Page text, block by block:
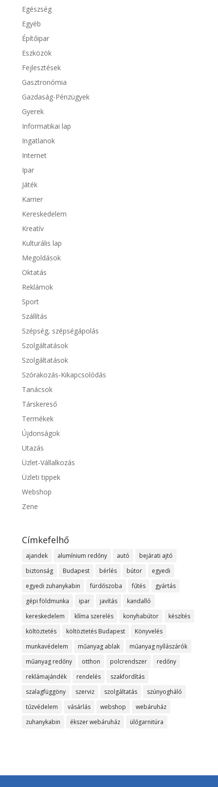
Egészség
Egyéb
Építőipar
Eszközök
Fejlesztések
Gasztronómia
Gazdaság-Pénzügyek
Gyerek
Informatikai lap
Ingatlanok
Internet
Ipar
Játék
Karrier
Kereskedelem
Kreatív
Kulturális lap
Megoldások
Oktatás
Reklámok
Sport
Szállítás
Szépség, szépségápolás
Szolgáltatások
Szolgáltatások
Szórakozás-Kikapcsolódás
Tanácsok
Társkereső
Termékek
Újdonságok
Utazás
Üzlet-Vállalkozás
Üzleti tippek
Webshop
Zene
Címkefelhő
ajandek alumínium redőny autó
bejárati ajtó
biztonság
Budapest bérlés bútor
egyedi
egyedi zuhanykabin
fürdőszoba fűtés
gyártás
gépi földmunka
ipar javítás
kandalló
kereskedelem
klíma szerelés konyhabútor
készítés
költöztetés
költöztetés Budapest
Könyvelés
munkavédelem
műanyag ablak
műanyag nyílászárók
műanyag redőny
otthon polcrendszer
redőny
reklámajándék
rendelés
szakfordítás
szalagfüggöny
szerviz szolgáltatás
szúnyogháló
tűzvédelem
vásárlás webshop
webáruház
zuhanykabin
ékszer webáruház ülőgarnitúra